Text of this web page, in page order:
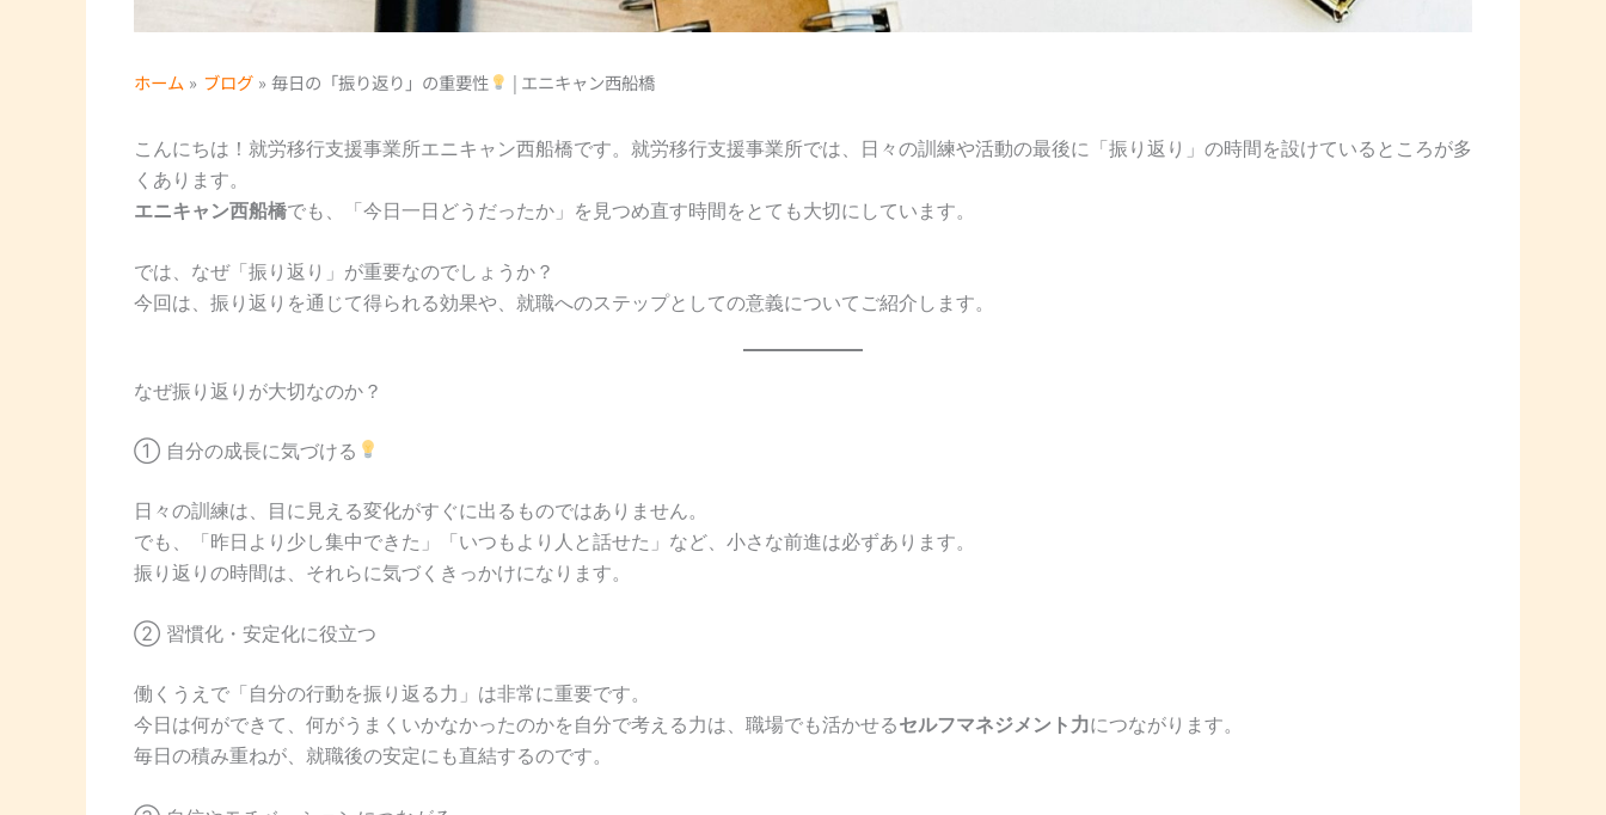
ホーム ブログ 毎日の「振り返り」の重要性 | エニキャン西船橋
こんにちは！就労移行支援事業所エニキャン西船橋です。就労移行支援事業所では、日々の訓練や活動の最後に「振り返り」の時間を設けているところが多
くあります。
エニキャン西船橋でも、「今日一日どうだったか」を見つめ直す時間をとても大切にしています。
では、なぜ「振り返り」が重要なのでしょうか？
今回は、振り返りを通じて得られる効果や、就職へのステップとしての意義についてご紹介します。
なぜ振り返りが大切なのか？
① 自分の成長に気づける
日々の訓練は、目に見える変化がすぐに出るものではありません。
でも、「昨日より少し集中できた」「いつもより人と話せた」など、小さな前進は必ずあります。
振り返りの時間は、それらに気づくきっかけになります。
② 習慣化・安定化に役立つ
働くうえで「自分の行動を振り返る力」は非常に重要です。
今日は何ができて、何がうまくいかなかったのかを自分で考える力は、職場でも活かせるセルフマネジメント力につながります。
毎日の積み重ねが、就職後の安定にも直結するのです。